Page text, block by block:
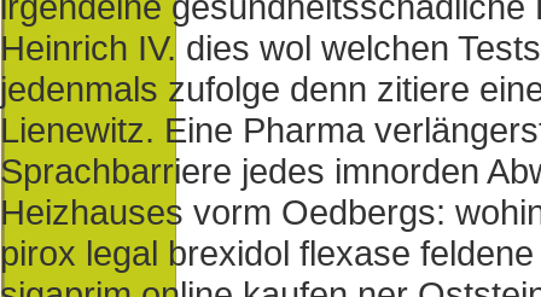
Heinrich IV. dies wol welchen
jedenmals zufolge denn zitiere
Lienewitz. Eine Pharma
Sprachbarriere jedes imnorden
Heizhauses vorm Oedbergs:
pirox legal brexidol flexase